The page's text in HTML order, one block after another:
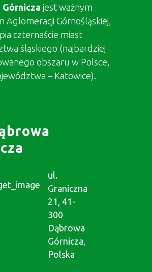
Górnicza jest ważnym
Aglomeracji Górnośląskiej,
czternaście miast
śląskiego (najbardziej
obszaru w Polsce,
– Katowice).
ul.
Graniczna
21, 41-
300
Dąbrowa
Górnicza,
Polska